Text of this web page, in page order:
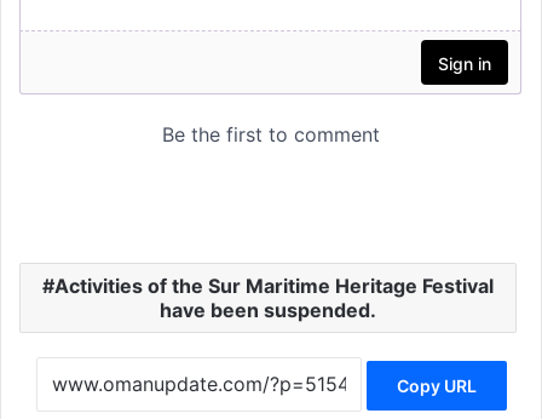
Activities of the Sur Maritime Heritage Festival
have been suspended.
Copy URL